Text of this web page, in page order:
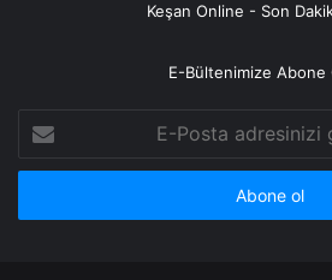
Keşan Online - Son
E-Bültenimize Abone
Posta
adresinizi